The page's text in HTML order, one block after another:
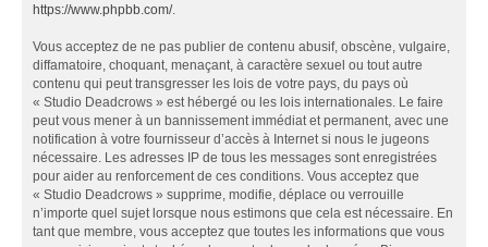
https://www.phpbb.com/.
Vous acceptez de ne pas publier de contenu abusif, obscène, vulgaire,
diffamatoire, choquant, menaçant, à caractère sexuel ou tout autre
contenu qui peut transgresser les lois de votre pays, du pays où
« Studio Deadcrows » est hébergé ou les lois internationales. Le faire
peut vous mener à un bannissement immédiat et permanent, avec une
notification à votre fournisseur d’accès à Internet si nous le jugeons
nécessaire. Les adresses IP de tous les messages sont enregistrées
pour aider au renforcement de ces conditions. Vous acceptez que
« Studio Deadcrows » supprime, modifie, déplace ou verrouille
n’importe quel sujet lorsque nous estimons que cela est nécessaire. En
tant que membre, vous acceptez que toutes les informations que vous